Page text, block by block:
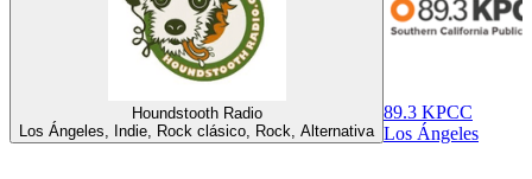
Houndstooth Radio
Los Ángeles, Indie, Rock clásico, Rock, Alternativa
89.3 KPCC
Los Ángeles